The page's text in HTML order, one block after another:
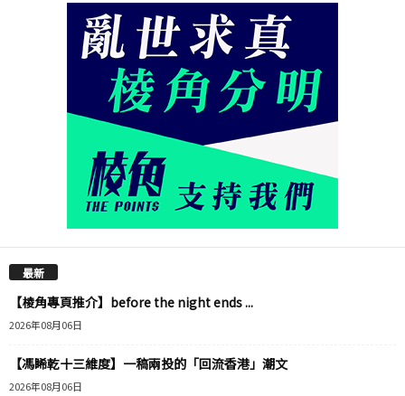
最新
【棱角專頁推介】before the night ends ...
2026年08月06日
【馮睎乾十三維度】一稿兩投的「回流香港」潮文
2026年08月06日